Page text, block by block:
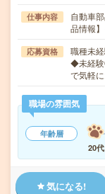
仕事内容
自動車
品情報
応募資格
職種未
◆未経験
で気軽
職場の雰囲気
年齢層
20代
気になる!